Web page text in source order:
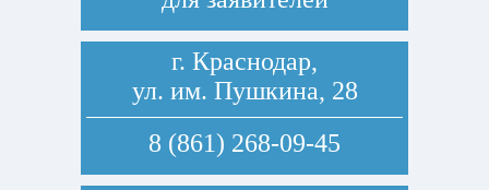
г. Краснодар,
ул. им. Пушкина, 28
8 (861) 268-09-45